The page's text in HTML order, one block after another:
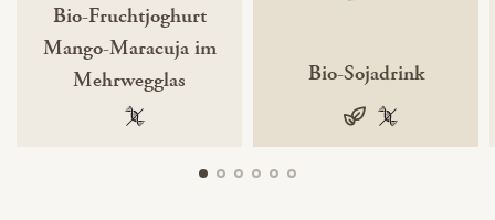
Bio-Fruchtjoghurt
Mango-Maracuja im
Mehrwegglas
100 % gentechnikfrei
Bio-Sojadrink
vegan100 %